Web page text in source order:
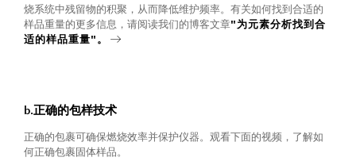
烧系统中残留物的积聚，从而降低维护频率。有关如何找到合适的
样品重量的更多信息，请阅读我们的博客文章"为元素分析找到合
适的样品重量"。
b.正确的包样技术
正确的包裹可确保燃烧效率并保护仪器。观看下面的视频，了解如
何正确包裹固体样品。